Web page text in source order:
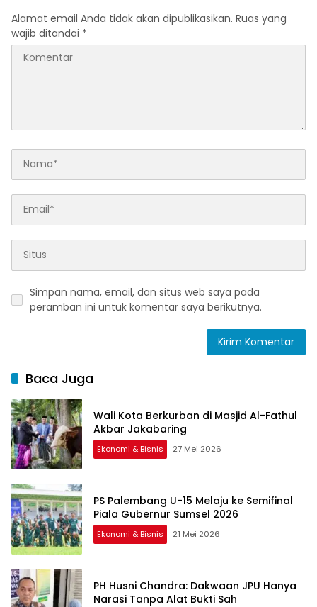
Alamat email Anda tidak akan dipublikasikan. Ruas yang
wajib ditandai *
Simpan nama, email, dan situs web saya pada
peramban ini untuk komentar saya berikutnya.
Baca Juga
Wali Kota Berkurban di Masjid Al-Fathul
Akbar Jakabaring
Ekonomi & Bisnis 27 Mei 2026
PS Palembang U-15 Melaju ke Semifinal
Piala Gubernur Sumsel 2026
Ekonomi & Bisnis 21 Mei 2026
PH Husni Chandra: Dakwaan JPU Hanya
Narasi Tanpa Alat Bukti Sah